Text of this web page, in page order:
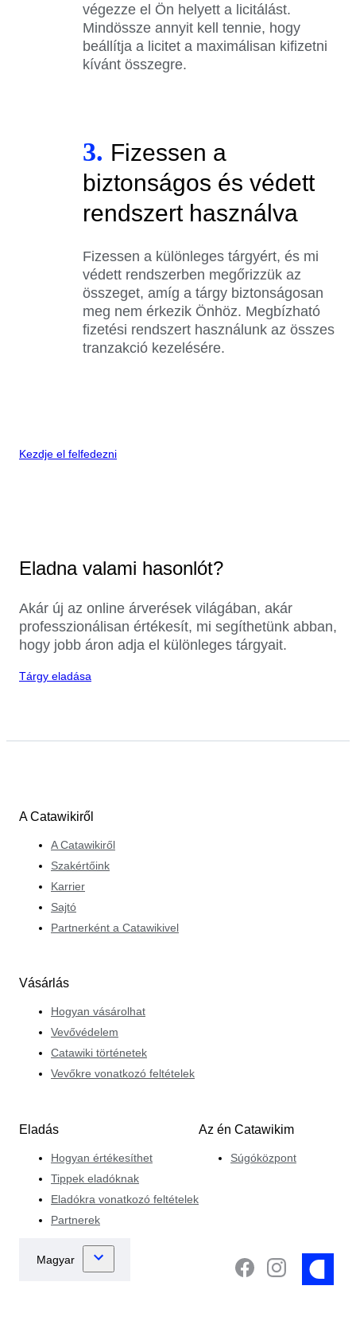
végezze el Ön helyett a licitálást.
Mindössze annyit kell tennie, hogy
beállítja a licitet a maximálisan kifizetni
kívánt összegre.
3. Fizessen a
biztonságos és védett
rendszert használva
Fizessen a különleges tárgyért, és mi
védett rendszerben megőrizzük az
összeget, amíg a tárgy biztonságosan
meg nem érkezik Önhöz. Megbízható
fizetési rendszert használunk az összes
tranzakció kezelésére.
Kezdje el felfedezni
Eladna valami hasonlót?
Akár új az online árverések világában, akár
professzionálisan értékesít, mi segíthetünk abban,
hogy jobb áron adja el különleges tárgyait.
Tárgy eladása
A Catawikiről
A Catawikiről
Szakértőink
Karrier
Sajtó
Partnerként a Catawikivel
Vásárlás
Hogyan vásárolhat
Vevővédelem
Catawiki történetek
Vevőkre vonatkozó feltételek
Eladás
Hogyan értékesíthet
Tippek eladóknak
Eladókra vonatkozó feltételek
Partnerek
Az én Catawikim
Súgóközpont